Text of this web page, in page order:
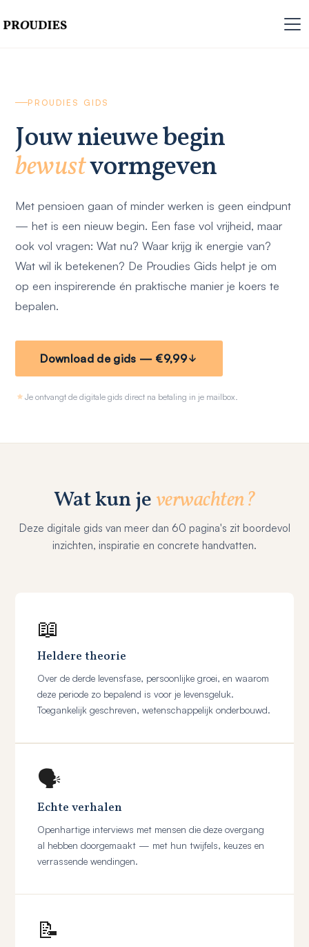
PROUDIES GIDS
Jouw nieuwe begin
bewustvormgeven
Met pensioen gaan of minder werken is geen eindpunt
— het is een nieuw begin. Een fase vol vrijheid, maar
ook vol vragen: Wat nu? Waar krijg ik energie van?
Wat wil ik betekenen? De Proudies Gids helpt je om
op een inspirerende én praktische manier je koers te
bepalen.
Download de gids — €9,99
Je ontvangt de digitale gids direct na betaling in je mailbox.
Wat kun jeverwachten?
Deze digitale gids van meer dan 60 pagina's zit boordevol
inzichten, inspiratie en concrete handvatten.
📖
Heldere theorie
Over de derde levensfase, persoonlijke groei, en waarom
deze periode zo bepalend is voor je levensgeluk.
Toegankelijk geschreven, wetenschappelijk onderbouwd.
🗣️
Echte verhalen
Openhartige interviews met mensen die deze overgang
al hebben doorgemaakt — met hun twijfels, keuzes en
verrassende wendingen.
📝